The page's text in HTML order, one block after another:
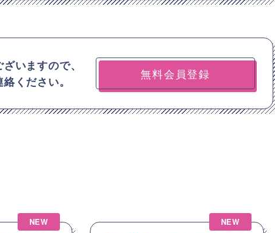
いますので、
ください。
無料会員登録
NEW NEW